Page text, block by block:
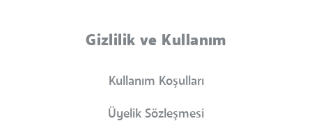
Gizlilik ve Kullanım
Kullanım Koşulları
Üyelik Sözleşmesi